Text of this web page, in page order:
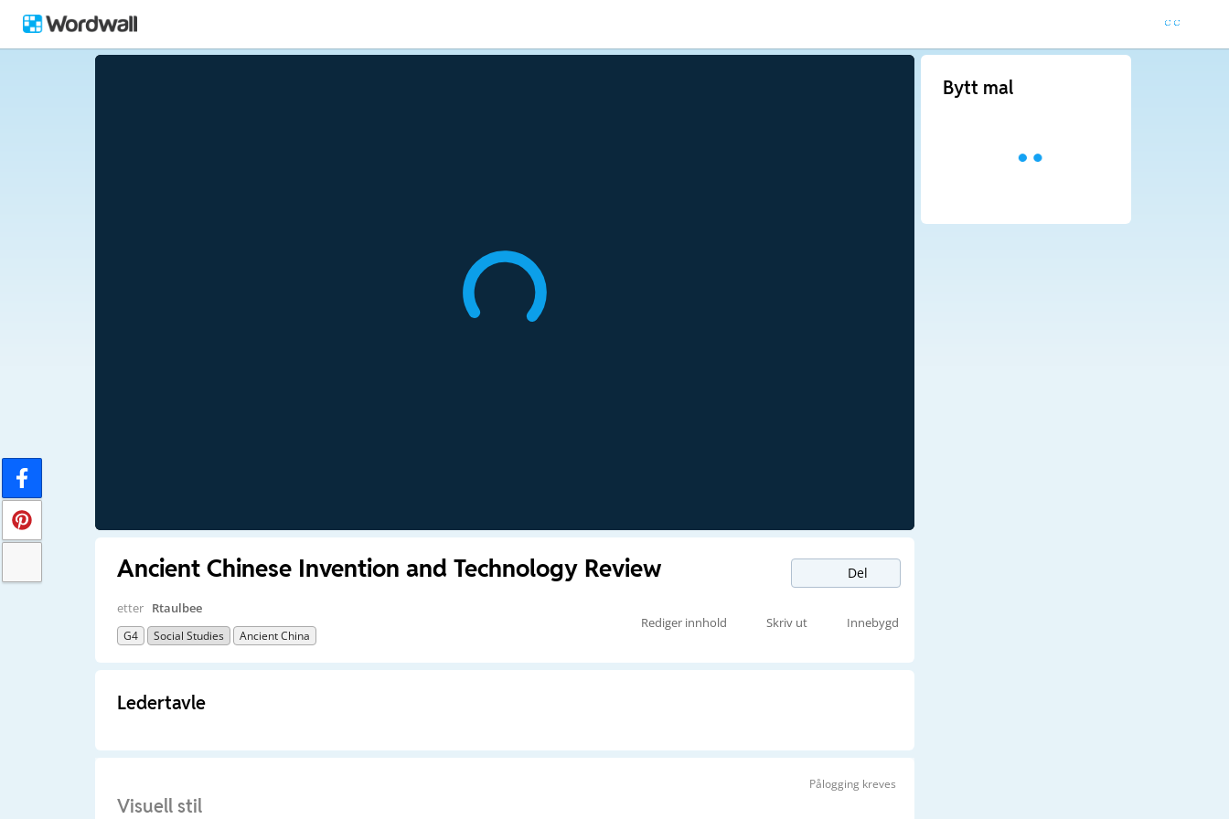
Ancient Chinese Invention and Technology Review Del
etter Rtaulbee
G4 Social Studies Ancient China
Rediger innhold Skriv ut Innebygd
Ledertavle
Pålogging kreves
Visuell stil
Bytt mal